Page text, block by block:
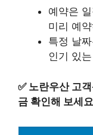
예약은
미리 예
특정 날
인기 있
✅ 노란우산 고
금 확인해 보세